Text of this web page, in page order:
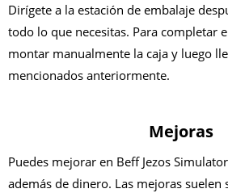
Dirígete a la estación de embalaje
todo lo que necesitas. Para completar
montar manualmente la caja y luego
mencionados anteriormente.
Mejoras
Puedes mejorar en Beff Jezos
además de dinero. Las mejoras